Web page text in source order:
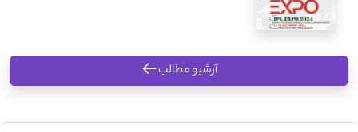
آرشیو مطالب